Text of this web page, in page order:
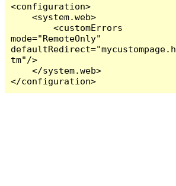
<configuration>
    <system.web>
        <customErrors
mode="RemoteOnly"
defaultRedirect="mycustompage.h
tm"/>
    </system.web>
</configuration>